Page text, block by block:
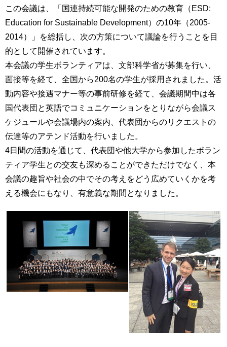
研
社
会
連
携
入
試
情
報
組
織
問
の
卒
業
生
方
一
般・
域
の
方
教
職
この会議は、「国連持続可能な開発のための教育（ESD:
Education for Sustainable Development）の10年（2005-
2014）」を総括し、次の方策について議論を行うことを目
的として開催されています。
本会議の学生ボランティアは、文部科学省が募集を行い、
面接等を経て、全国から200名の学生が採用されました。活
動内容や接遇マナー等の事前研修を経て、会議期間中は各
国代表団と英語でコミュニケーションをとりながら会議ス
ケジュールや会議場内の案内、代表団からのリクエストの
伝達等のアテンド活動を行いました。
4日間の活動を通じて、代表団や他大学から参加したボラン
ティア学生との交友も深めることができただけでなく、本
会議の趣旨や社会の中でその考えをどう広めていくかを考
える機会にもなり、有意義な期間となりました。